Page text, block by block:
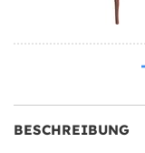
BESCHREIBUNG